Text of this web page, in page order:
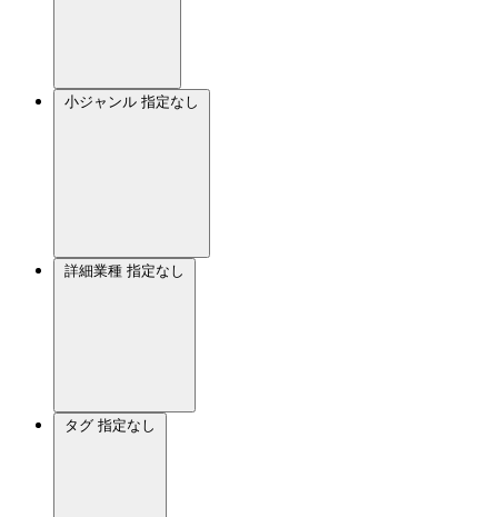
小ジャンル 指定なし
詳細業種 指定なし
タグ 指定なし